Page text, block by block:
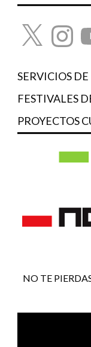
X Instagram
SERVICIOS DE
FESTIVALES
PROYECTOS
NO TE